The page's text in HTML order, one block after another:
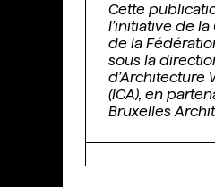
Cette
l’initiative de
de la
sous la
d’Architecture
(ICA), en
Bruxelles